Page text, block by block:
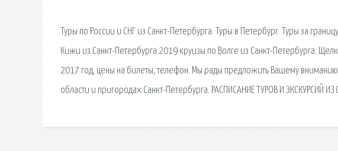
Туры по России и СНГ из Санкт-Петербурга. Туры в Петербург. Туры за
Кижи из Санкт-Петербурга 2019 круизы по Волге из Санкт-Петербурга.
2017 год, цены на билеты, телефон. Мы рады предложить Вашему
области и пригородах Санкт-Петербурга. РАСПИСАНИЕ ТУРОВ И ЭКСКУРСИЙ